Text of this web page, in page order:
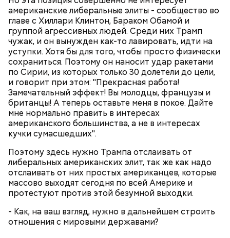
американские либеральные элиты - сообщество во
главе с Хиллари Клинтон, Бараком Обамой и
группой агрессивных людей. Среди них Трамп
чужак, и он вынужден как-то лавировать, идти на
уступки. Хотя бы для того, чтобы просто физически
сохраниться. Поэтому он наносит удар ракетами
по Сирии, из которых только 30 долетели до цели,
и говорит при этом: "Прекрасная работа!
Замечательный эффект! Вы молодцы, французы и
британцы! А теперь оставьте меня в покое. Дайте
мне нормально править в интересах
американского большинства, а не в интересах
кучки сумасшедших".
Поэтому здесь нужно Трампа отслаивать от
либеральных американских элит, так же как надо
отслаивать от них простых американцев, которые
массово выходят сегодня по всей Америке и
протестуют против этой безумной выходки.
- Как, на ваш взгляд, нужно в дальнейшем строить
отношения с мировыми державами?
Святитель Николай дожил до глубокой старости и
скончался в середине IV века. По церковному
и источали чудесное миро, от которого исцелилось
множество людей. В 1087 году мощи Николая
Угодника были перенесены в итальянский город
Бар (Бари), где находятся и поныне.
добром урожае. Была поговорка: «Кто Николая
любит, кто Николаю служит, тому святой Николай
во всякий час помогает».
Кабачки в овощном соусе
зелень петрушки, укропа;
1/2 стакана растительного масла;
100 г муки;
уксус по вкусу;
30 г сахара.